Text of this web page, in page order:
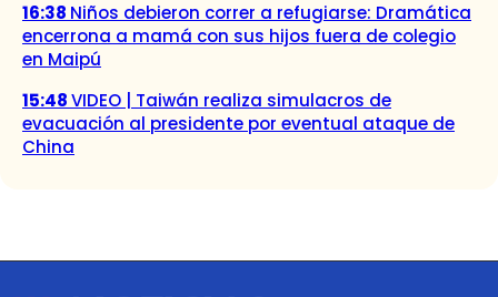
16:38 Niños debieron correr a refugiarse: Dramática
encerrona a mamá con sus hijos fuera de colegio
en Maipú
15:48VIDEO | Taiwán realiza simulacros de
evacuación al presidente por eventual ataque de
China